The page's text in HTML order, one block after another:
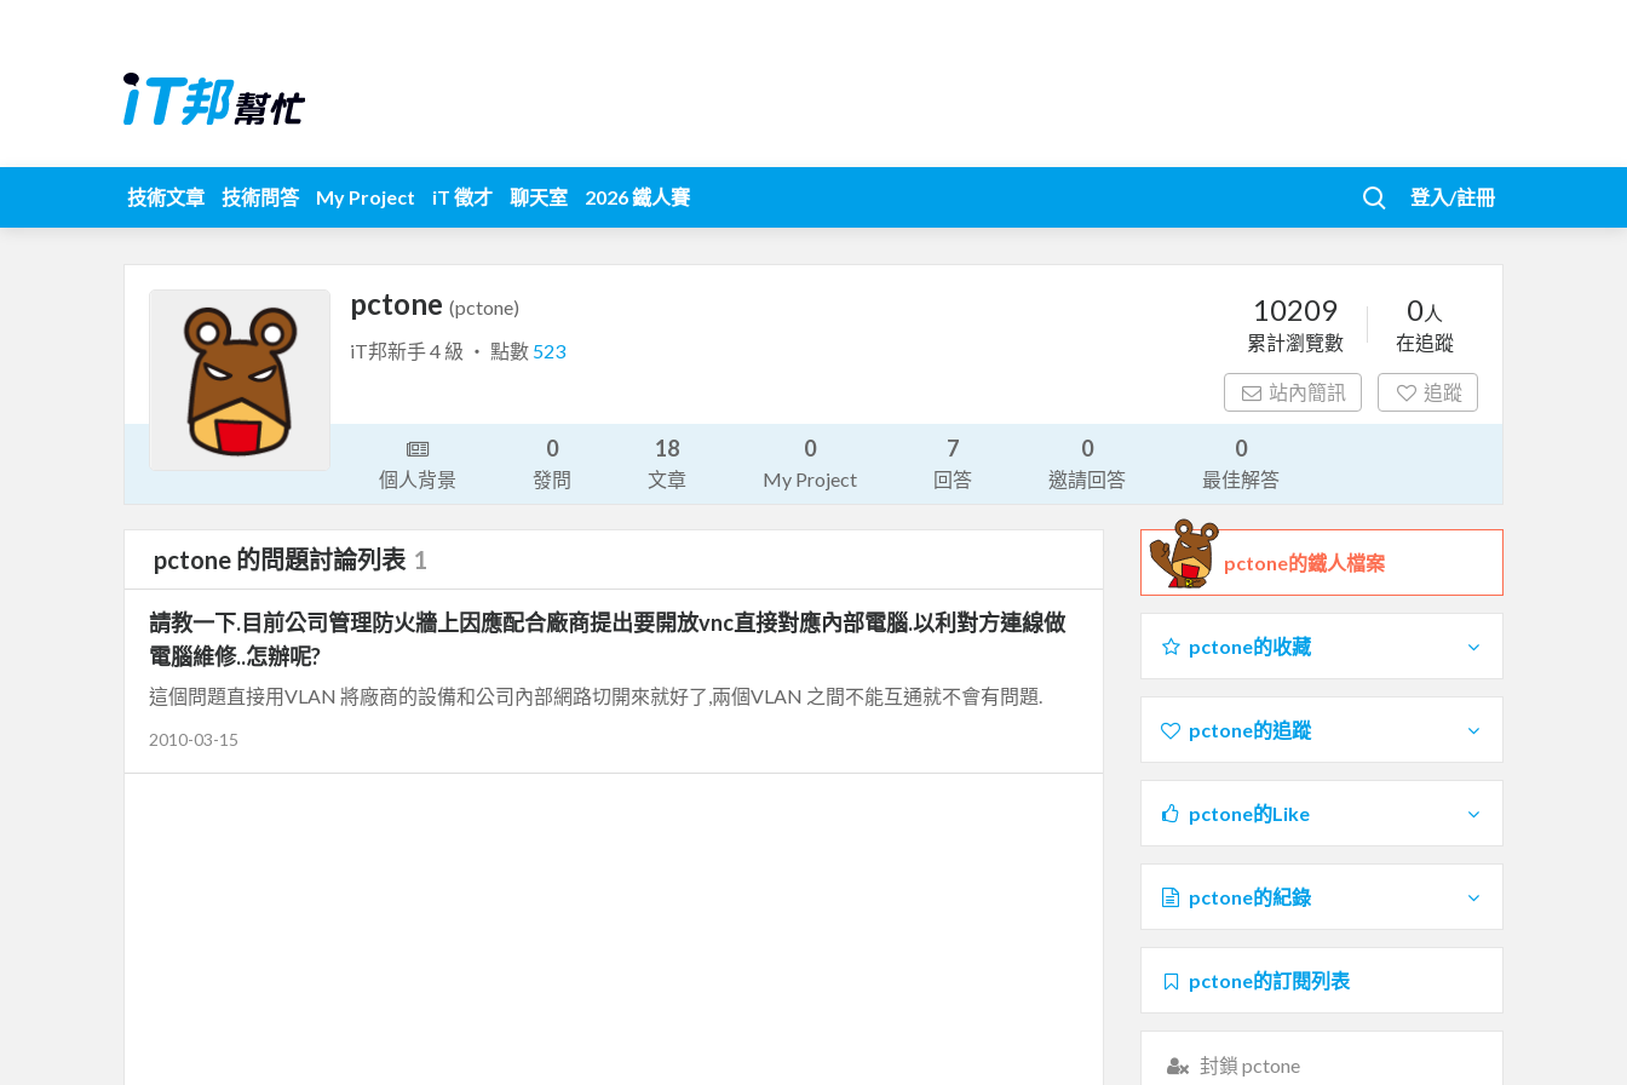
技術文章 技術問答 My Project iT 徵才 聊天室 2026 鐵人賽 登入/註冊
pctone (pctone)
iT邦新手 4 級 ‧ 點數 523
10209
累計瀏覽數
0人
在追蹤
站內簡訊 追蹤
個人背景
0
發問
18
文章
0
My Project
7
回答
0
邀請回答
0
最佳解答
pctone 的問題討論列表 1
請教一下.目前公司管理防火牆上因應配合廠商提出要開放vnc直接對應內部電腦.以利對方連線做
電腦維修..怎辦呢?
這個問題直接用VLAN 將廠商的設備和公司內部網路切開來就好了,兩個VLAN 之間不能互通就不會有問題.
2010-03-15
pctone的鐵人檔案
pctone的收藏
pctone的追蹤
pctone的Like
pctone的紀錄
pctone的訂閱列表
封鎖 pctone